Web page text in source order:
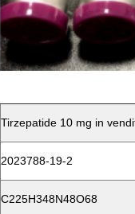
Tirzepatide 10 mg in
2023788-19-2
C225H348N48O68